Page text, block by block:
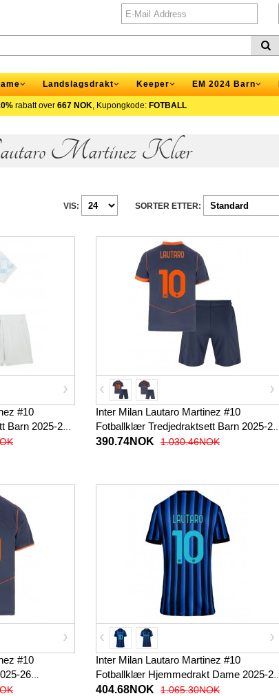
Landslagsdrakt Keeper EM 2024 Barn
rabatt over 667 NOK, Kupongkode: FOTBALL
Martinez Klær
SORTER ETTER:
VIS:
#10
2025-26
Inter Milan Lautaro Martinez #10
Fotballklær Tredjedraktsett Barn 2025-26
Kortermet (+ korte bukser)
390.74NOK 1.030.46NOK
#10
26
Inter Milan Lautaro Martinez #10
Fotballklær Hjemmedrakt Dame 2025-26
Kortermet
404.68NOK 1.065.30NOK